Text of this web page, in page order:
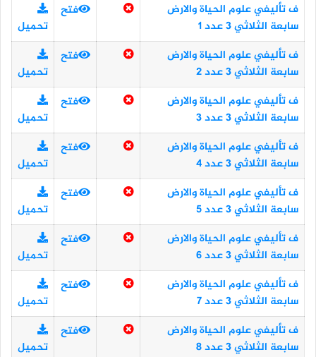
ف تأليفي علوم الحياة والارض
سابعة الثلاثي 3 عدد 1
فتح
تحميل
ف تأليفي علوم الحياة والارض
سابعة الثلاثي 3 عدد 2
فتح
تحميل
ف تأليفي علوم الحياة والارض
سابعة الثلاثي 3 عدد 3
فتح
تحميل
ف تأليفي علوم الحياة والارض
سابعة الثلاثي 3 عدد 4
فتح
تحميل
ف تأليفي علوم الحياة والارض
سابعة الثلاثي 3 عدد 5
فتح
تحميل
ف تأليفي علوم الحياة والارض
سابعة الثلاثي 3 عدد 6
فتح
تحميل
ف تأليفي علوم الحياة والارض
سابعة الثلاثي 3 عدد 7
فتح
تحميل
ف تأليفي علوم الحياة والارض
سابعة الثلاثي 3 عدد 8
فتح
تحميل